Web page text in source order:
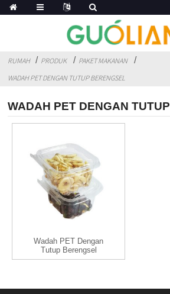
RUMAH PRODUK
PAKET MAKANAN
WADAH PET DENGAN TUTUP BERENGSEL
WADAH PET DENGAN
Wadah PET Dengan
Tutup Berengsel